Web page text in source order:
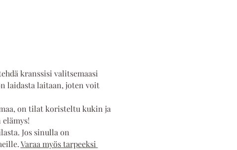
kranssisi valitsemaasi
laidasta laitaan, joten voit
on tilat koristeltu kukin ja
Jos sinulla on
Varaa myös tarpeeksi